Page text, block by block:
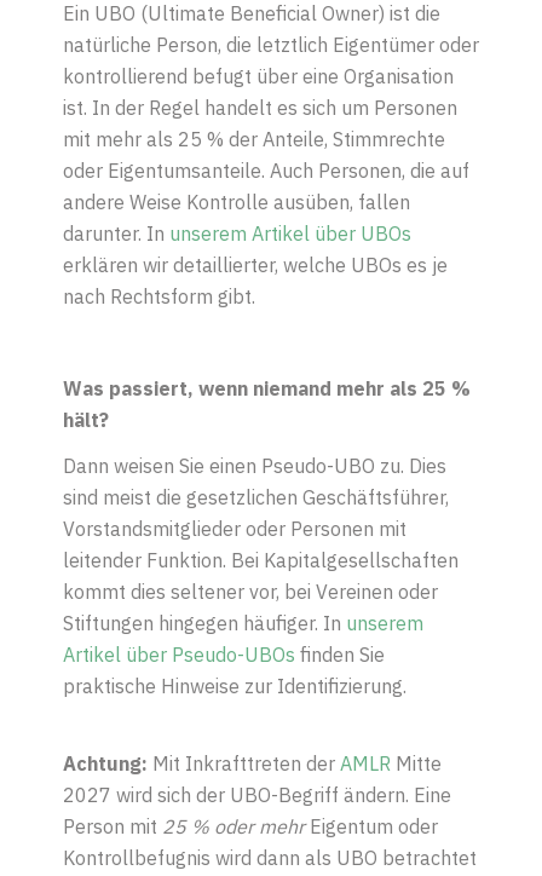
Ein UBO (Ultimate Beneficial Owner) ist die
natürliche Person, die letztlich Eigentümer oder
kontrollierend befugt über eine Organisation
ist. In der Regel handelt es sich um Personen
mit mehr als 25 % der Anteile, Stimmrechte
oder Eigentumsanteile. Auch Personen, die auf
andere Weise Kontrolle ausüben, fallen
darunter. In unserem Artikel über UBOs
erklären wir detaillierter, welche UBOs es je
nach Rechtsform gibt.
Was passiert, wenn niemand mehr als 25 %
hält?
Dann weisen Sie einen Pseudo-UBO zu. Dies
sind meist die gesetzlichen Geschäftsführer,
Vorstandsmitglieder oder Personen mit
leitender Funktion. Bei Kapitalgesellschaften
kommt dies seltener vor, bei Vereinen oder
Stiftungen hingegen häufiger. In unserem
Artikel über Pseudo-UBOs finden Sie
praktische Hinweise zur Identifizierung.
Achtung: Mit Inkrafttreten der AMLR Mitte
2027 wird sich der UBO-Begriff ändern. Eine
Person mit 25 % oder mehrEigentum oder
Kontrollbefugnis wird dann als UBO betrachtet